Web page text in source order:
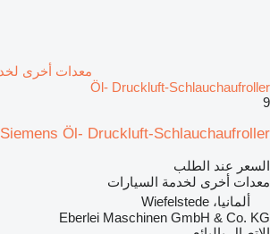
Öl- Druckluft-Schlauchaufroller
9
Siemens Öl- Druckluft-Schlauchaufroller
السعر عند الطلب
معدات أخرى لخدمة السيارات
ألمانيا، Wiefelstede
Eberlei Maschinen GmbH & Co. KG